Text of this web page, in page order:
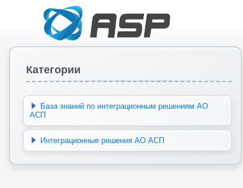
Категории
База знаний по интеграционным решениям АО
АСП
Интеграционные решения АО АСП